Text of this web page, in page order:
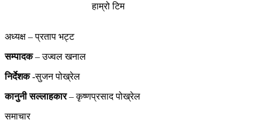
हाम्रो टिम
अध्यक्ष – प्रताप भट्ट
सम्पादक– उज्वल खनाल
निर्देशक-सुजन पोख्रेल
कानुनी सल्लाहकार– कृष्णप्रसाद पोख्रेल
समाचार